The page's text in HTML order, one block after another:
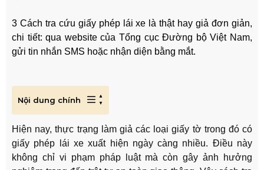
3 Cách tra cứu giấy phép lái xe là thật hay giả đơn giản,
chi tiết: qua website của Tổng cục Đường bộ Việt Nam,
gửi tin nhắn SMS hoặc nhận diện bằng mắt.
Nội dung chính
Hiện nay, thực trạng làm giả các loại giấy tờ trong đó có
giấy phép lái xe xuất hiện ngày càng nhiều. Điều này
không chỉ vi phạm pháp luật mà còn gây ảnh hưởng